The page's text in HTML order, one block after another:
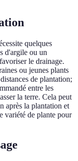
quelques
d'argile ou un
le drainage.
ou jeunes plants
de plantation;
entre les
la terre. Cela peut
après la plantation et
variété de plante pour